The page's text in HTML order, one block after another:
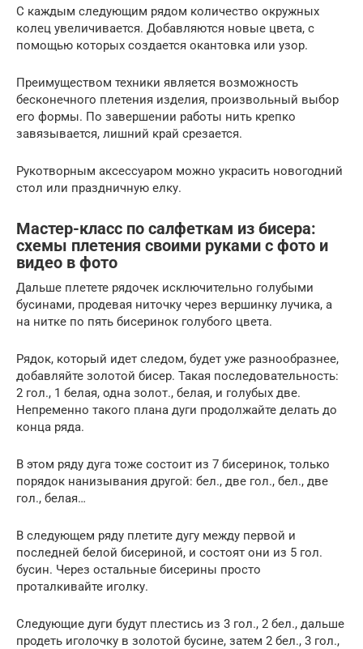
С каждым следующим рядом количество окружных
колец увеличивается. Добавляются новые цвета, с
помощью которых создается окантовка или узор.
Преимуществом техники является возможность
бесконечного плетения изделия, произвольный выбор
его формы. По завершении работы нить крепко
завязывается, лишний край срезается.
Рукотворным аксессуаром можно украсить новогодний
стол или праздничную елку.
Мастер-класс по салфеткам из бисера:
схемы плетения своими руками с фото и
видео в фото
Дальше плетете рядочек исключительно голубыми
бусинами, продевая ниточку через вершинку лучика, а
на нитке по пять бисеринок голубого цвета.
Рядок, который идет следом, будет уже разнообразнее,
добавляйте золотой бисер. Такая последовательность:
2 гол., 1 белая, одна золот., белая, и голубых две.
Непременно такого плана дуги продолжайте делать до
конца ряда.
В этом ряду дуга тоже состоит из 7 бисеринок, только
порядок нанизывания другой: бел., две гол., бел., две
гол., белая…
В следующем ряду плетите дугу между первой и
последней белой бисериной, и состоят они из 5 гол.
бусин. Через остальные бисерины просто
проталкивайте иголку.
Следующие дуги будут плестись из 3 гол., 2 бел., дальше
продеть иголочку в золотой бусине, затем 2 бел., 3 гол.,